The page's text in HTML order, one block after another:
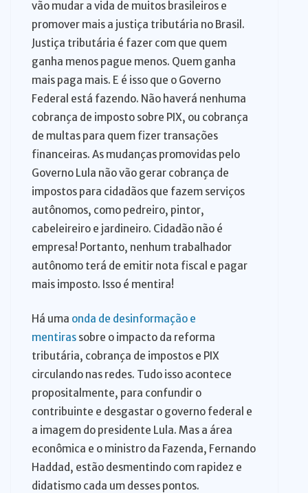
vão mudar a vida de muitos brasileiros e
promover mais a justiça tributária no Brasil.
Justiça tributária é fazer com que quem
ganha menos pague menos. Quem ganha
mais paga mais. E é isso que o Governo
Federal está fazendo. Não haverá nenhuma
cobrança de imposto sobre PIX, ou cobrança
de multas para quem fizer transações
financeiras. As mudanças promovidas pelo
Governo Lula não vão gerar cobrança de
impostos para cidadãos que fazem serviços
autônomos, como pedreiro, pintor,
cabeleireiro e jardineiro. Cidadão não é
empresa! Portanto, nenhum trabalhador
autônomo terá de emitir nota fiscal e pagar
mais imposto. Isso é mentira!
Há uma onda de desinformação e
mentiras sobre o impacto da reforma
tributária, cobrança de impostos e PIX
circulando nas redes. Tudo isso acontece
propositalmente, para confundir o
contribuinte e desgastar o governo federal e
a imagem do presidente Lula. Mas a área
econômica e o ministro da Fazenda, Fernando
Haddad, estão desmentindo com rapidez e
didatismo cada um desses pontos.